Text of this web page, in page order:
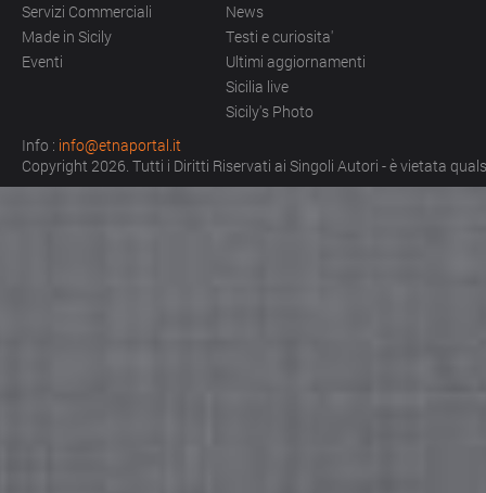
Servizi Commerciali
Made in Sicily
Eventi
News
Testi e curiosita'
Ultimi aggiornamenti
Sicilia live
Sicily's Photo
Info : info@etnaportal.it
Copyright 2026. Tutti i Diritti Riservati ai Singoli Autori - è vietata